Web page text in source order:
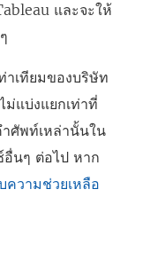
และจะให้
าเทียมของบริษัท
ม่แบ่งแยกเท่าที่
ศัพท์เหล่านั้นใน
อื่นๆ ต่อไป หาก
ความช่วยเหลือ